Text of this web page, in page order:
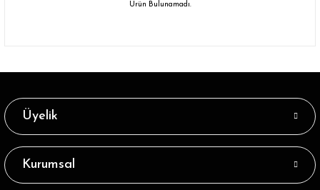
Ürün Bulunamadı.
Üyelik
Kurumsal